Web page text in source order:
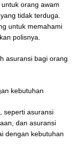
orang awam
tidak terduga.
untuk memahami
polisnya.
asuransi bagi orang
kebutuhan
seperti asuransi
dan asuransi
dengan kebutuhan